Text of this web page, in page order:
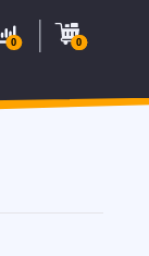
0 0